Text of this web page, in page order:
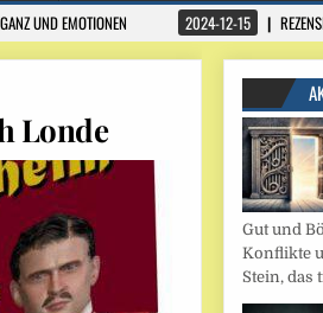
UND EMOTIONEN 2024-12-15
Londe
Gut und
Konflikte
Stein, das